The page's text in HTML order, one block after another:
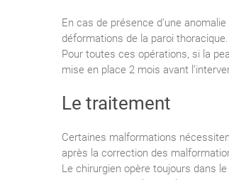
En cas de présence d’une
déformations de la paroi thoracique.
Pour toutes ces opérations, si la
mise en place 2 mois avant
Le traitement
Certaines malformations
après la correction des
Le chirurgien opère toujours dans le